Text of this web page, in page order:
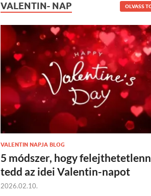
VALENTIN- NAP OLVASS
VALENTIN NAPJA BLOG
5 módszer, hogy
tedd az idei Valentin-napot
2026.02.10.